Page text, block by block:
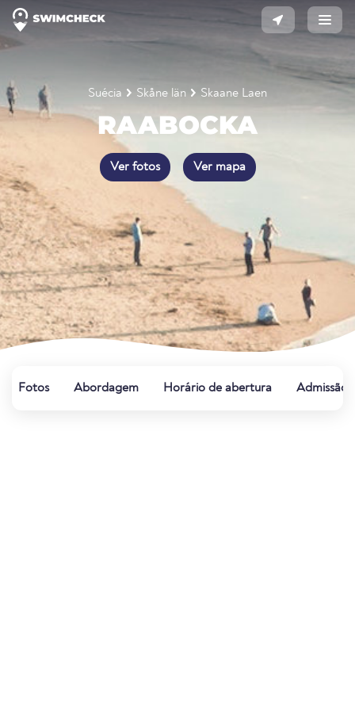
Suécia Skåne län Skaane Laen
RAABOCKA
Ver fotos Ver mapa
Fotos Abordagem Horário de abertura Admissão